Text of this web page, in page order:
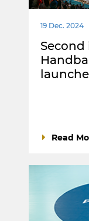
19 Dec. 2024
Second
Read